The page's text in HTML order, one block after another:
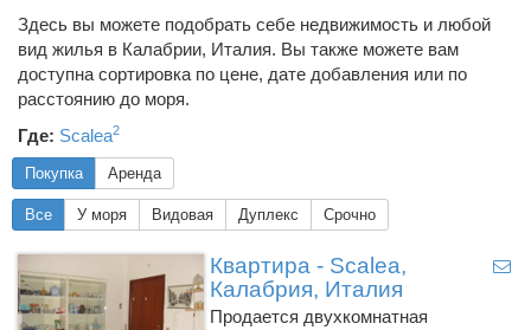
Здесь вы можете подобрать себе недвижимость и любой
вид жилья в Калабрии, Италия. Вы также можете вам
доступна сортировка по цене, дате добавления или по
расстоянию до моря.
Где: Scalea2
Покупка Аренда
Все У моря Видовая Дуплекс Срочно
Квартира - Scalea,
Калабрия, Италия
Продается двухкомнатная